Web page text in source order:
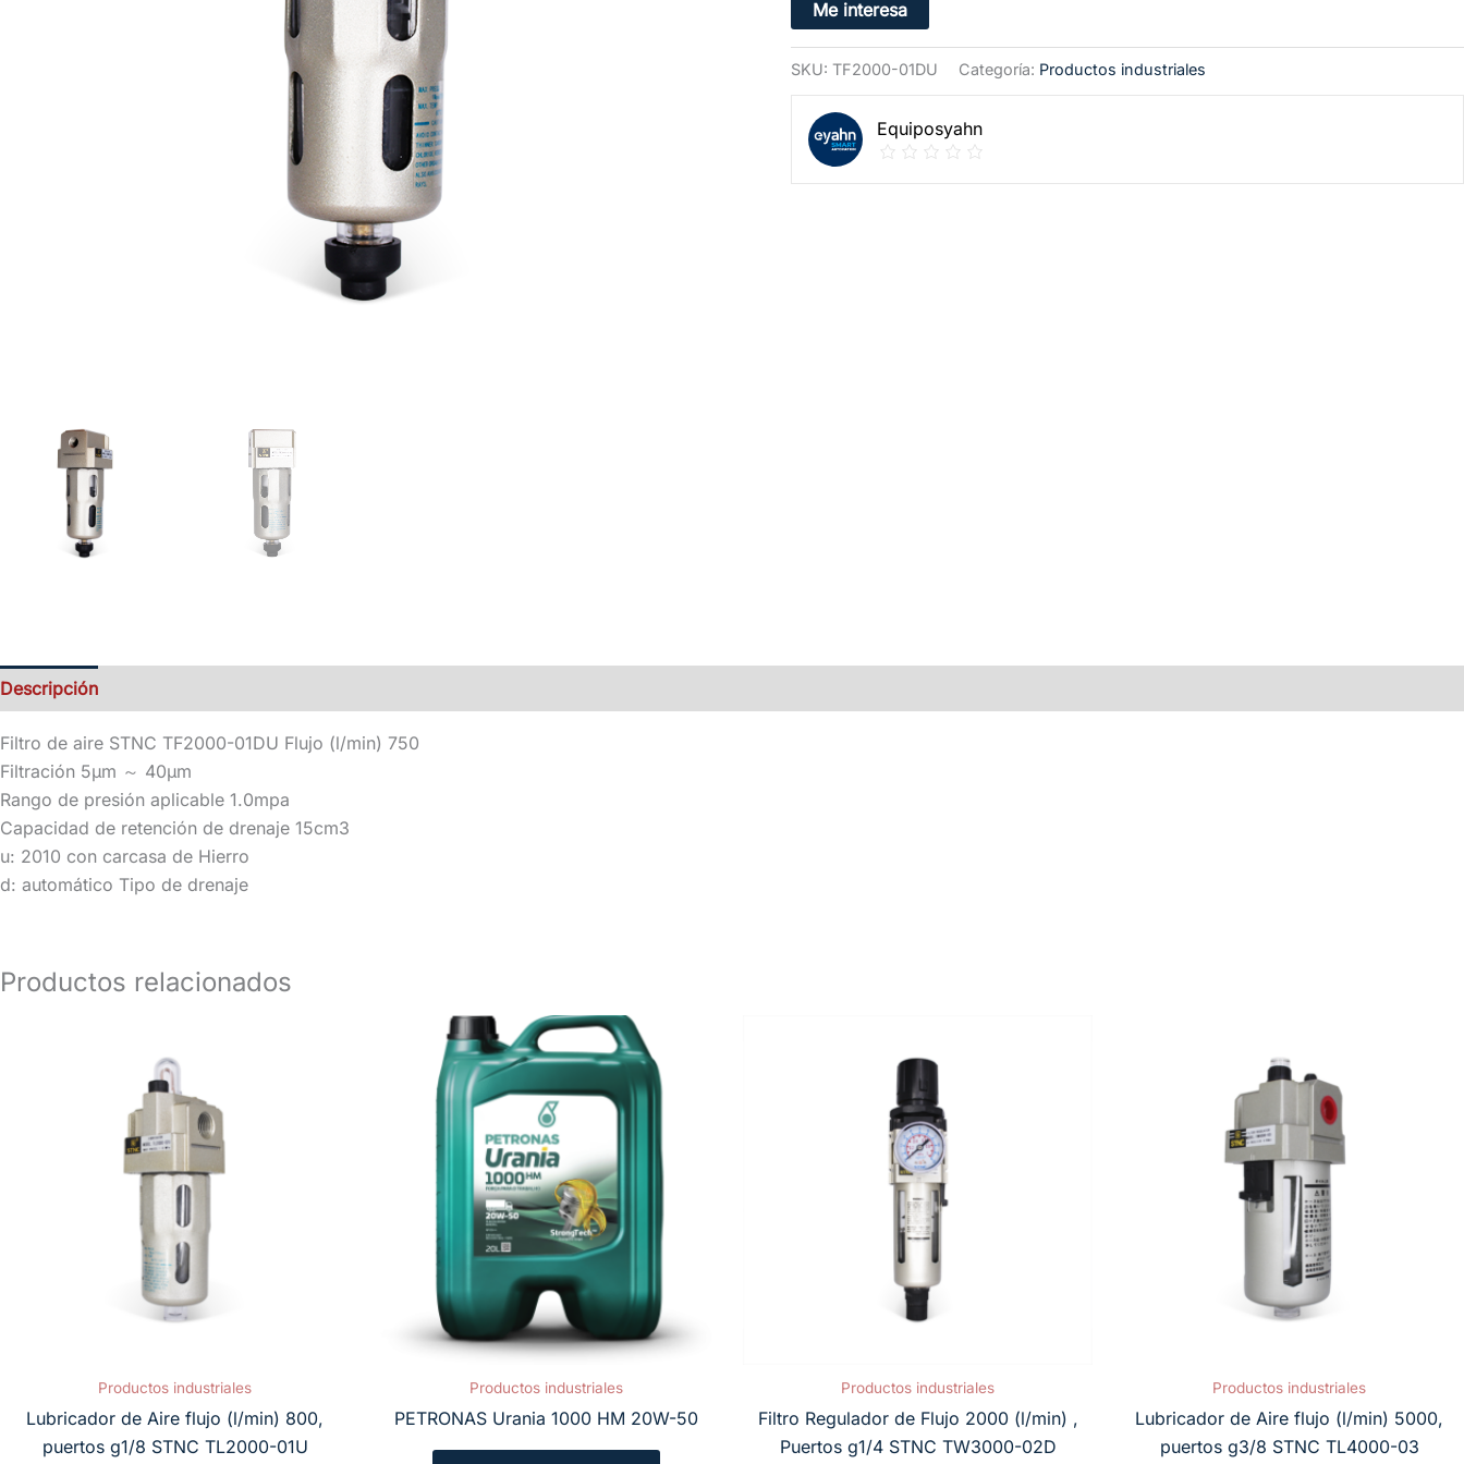
Me interesa
SKU: TF2000-01DU Categoría: Productos industriales
Equiposyahn
Descripción
Filtro de aire STNC TF2000-01DU Flujo (l/min) 750
Filtración 5μm ～ 40μm
Rango de presión aplicable 1.0mpa
Capacidad de retención de drenaje 15cm3
u: 2010 con carcasa de Hierro
d: automático Tipo de drenaje
Productos relacionados
Productos industriales
Lubricador de Aire flujo (l/min) 800,
puertos g1/8 STNC TL2000-01U
Productos industriales
PETRONAS Urania 1000 HM 20W-50
Productos industriales
Filtro Regulador de Flujo 2000 (l/min) ,
Puertos g1/4 STNC TW3000-02D
Productos industriales
Lubricador de Aire flujo (l/min) 5000,
puertos g3/8 STNC TL4000-03